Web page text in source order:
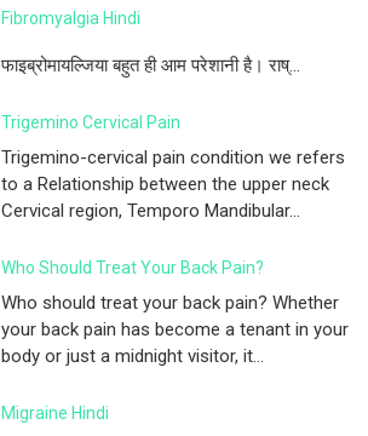
Fibromyalgia Hindi
फाइब्रोमायल्जिया बहुत ही आम परेशानी है। राष्...
Trigemino Cervical Pain
Trigemino-cervical pain condition we refers
to a Relationship between the upper neck
Cervical region, Temporo Mandibular...
Who Should Treat Your Back Pain?
Who should treat your back pain? Whether
your back pain has become a tenant in your
body or just a midnight visitor, it...
Migraine Hindi